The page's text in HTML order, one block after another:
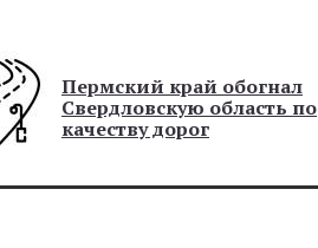
Пермский край обогнал
Свердловскую область по
качеству дорог